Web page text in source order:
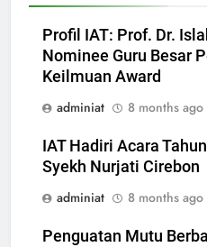
Profil IAT: Prof. Dr.
Nominee Guru Besar
Keilmuan Award
adminiat
8 months ago
IAT Hadiri Acara
Syekh Nurjati Cirebon
adminiat
8 months ago
Penguatan Mutu